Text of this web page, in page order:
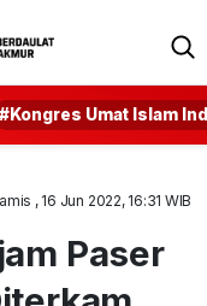
#Kongres Umat Islam
, 16 Jun 2022, 16:31 WIB
Paser